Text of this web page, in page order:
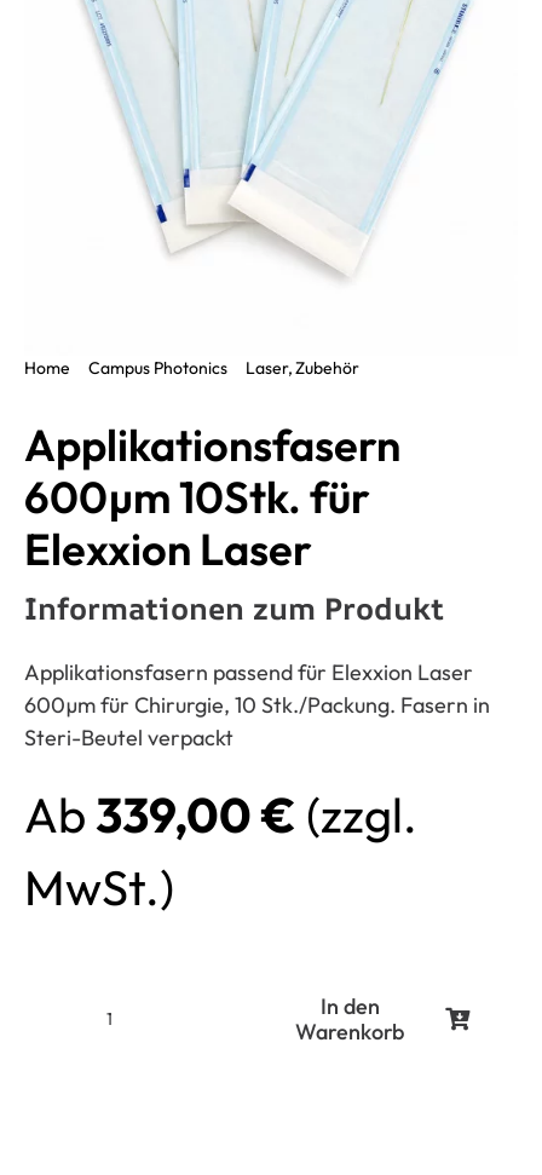
Home Campus Photonics Laser Zubehör
Applikationsfasern
600µm 10Stk. für
Elexxion Laser
Informationen zum Produkt
Applikationsfasern passend für Elexxion Laser
600µm für Chirurgie, 10 Stk./Packung. Fasern in
Steri-Beutel verpackt
Ab339,00€ (zzgl.
MwSt.)
Applikationsfasern
In den
Warenkorb